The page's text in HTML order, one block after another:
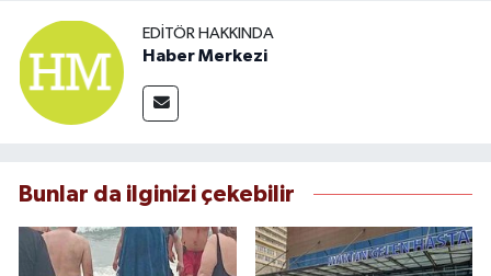
EDITÖR HAKKINDA
Haber Merkezi
Bunlar da ilginizi çekebilir